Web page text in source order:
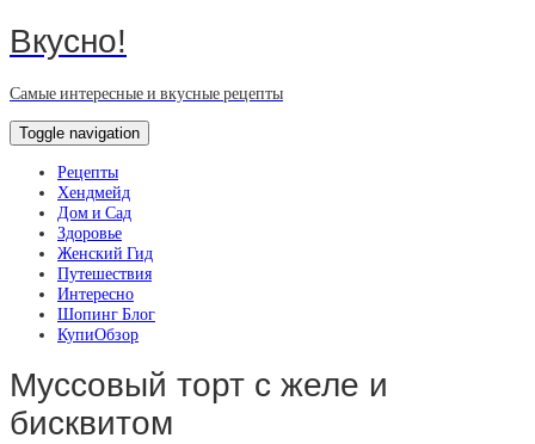
Вкусно!
Самые интересные и вкусные рецепты
Toggle navigation
Рецепты
Хендмейд
Дом и Сад
Здоровье
Женский Гид
Путешествия
Интересно
Шопинг Блог
КупиОбзор
Муссовый торт с желе и
бисквитом